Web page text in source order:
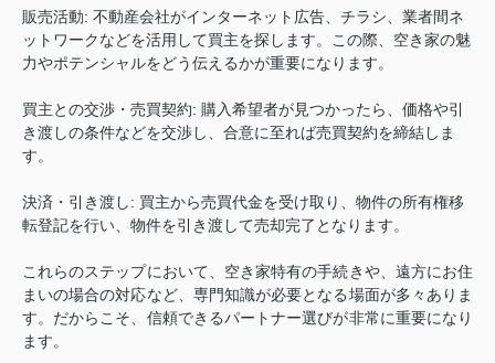
販売活動: 不動産会社がインターネット広告、チラシ、業者間ネ
ットワークなどを活用して買主を探します。この際、空き家の魅
力やポテンシャルをどう伝えるかが重要になります。
買主との交渉・売買契約: 購入希望者が見つかったら、価格や引
き渡しの条件などを交渉し、合意に至れば売買契約を締結しま
す。
決済・引き渡し: 買主から売買代金を受け取り、物件の所有権移
転登記を行い、物件を引き渡して売却完了となります。
これらのステップにおいて、空き家特有の手続きや、遠方にお住
まいの場合の対応など、専門知識が必要となる場面が多々ありま
す。だからこそ、信頼できるパートナー選びが非常に重要になり
ます。